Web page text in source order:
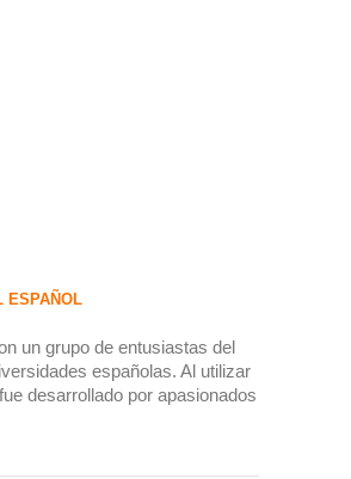
ESPAÑOL
un grupo de entusiastas del
españolas. Al utilizar
desarrollado por apasionados